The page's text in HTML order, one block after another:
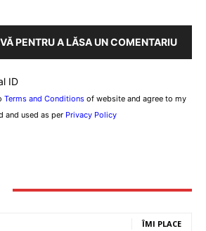
PENTRU A LĂSA UN COMENTARIU
ID
Terms and Conditions of website and agree to my
and used as per Privacy Policy
ÎMI PLACE